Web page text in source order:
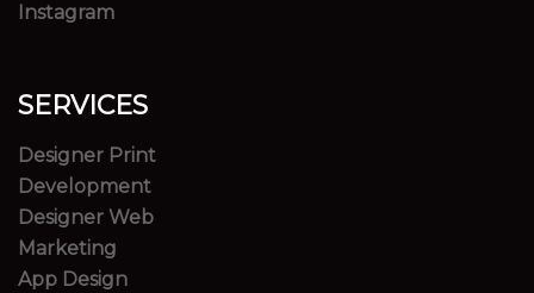
Instagram
SERVICES
Designer Print
Development
Designer Web
Marketing
App Design